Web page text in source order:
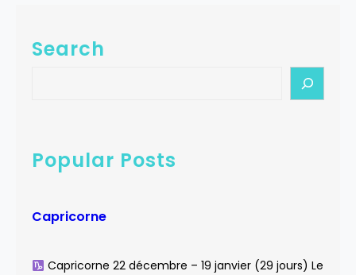
Search
c
hPopular Posts
Capricorne
Capricorne 22 décembre – 19 janvier (29 jours) Le